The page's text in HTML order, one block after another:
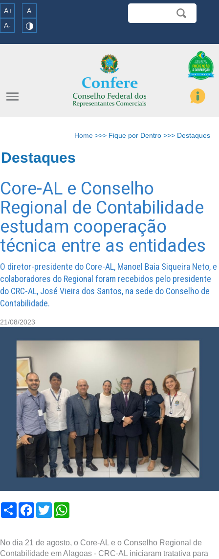
A+
A
A-
menu
Home >>> Fique por Dentro >>> Destaques
Destaques
Core-AL e Conselho
Regional de Contabilidade
estudam cooperação
técnica entre as entidades
O diretor-presidente do Core-AL, Manoel Baia Siqueira Neto, e
colaboradores do Regional foram recebidos pelo presidente
do CRC-AL, José Vieira dos Santos, na sede do Conselho de
Contabilidade.
21/08/2023
Compartilhar
Facebook
Twitter
No dia 21 de agosto, o Core-AL e o Conselho Regional de
Contabilidade em Alagoas - CRC-AL iniciaram tratativa para